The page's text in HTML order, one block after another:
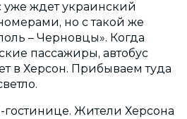
ждет украинский
но с такой же
– Черновцы». Когда
пассажиры, автобус
в Херсон. Прибываем туда
Жители Херсона